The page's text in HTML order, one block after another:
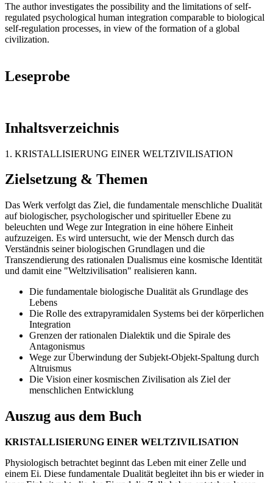
The author investigates the possibility and the limitations of self-
regulated psychological human integration comparable to biological
self-regulation processes, in view of the formation of a global
civilization.
Leseprobe
Inhaltsverzeichnis
1. KRISTALLISIERUNG EINER WELTZIVILISATION
Zielsetzung & Themen
Das Werk verfolgt das Ziel, die fundamentale menschliche Dualität
auf biologischer, psychologischer und spiritueller Ebene zu
beleuchten und Wege zur Integration in eine höhere Einheit
aufzuzeigen. Es wird untersucht, wie der Mensch durch das
Verständnis seiner biologischen Grundlagen und die
Transzendierung des rationalen Dualismus eine kosmische Identität
und damit eine "Weltzivilisation" realisieren kann.
Die fundamentale biologische Dualität als Grundlage des
Lebens
Die Rolle des extrapyramidalen Systems bei der körperlichen
Integration
Grenzen der rationalen Dialektik und die Spirale des
Antagonismus
Wege zur Überwindung der Subjekt-Objekt-Spaltung durch
Altruismus
Die Vision einer kosmischen Zivilisation als Ziel der
menschlichen Entwicklung
Auszug aus dem Buch
KRISTALLISIERUNG EINER WELTZIVILISATION
Physiologisch betrachtet beginnt das Leben mit einer Zelle und
einem Ei. Diese fundamentale Dualität begleitet ihn bis er wieder in